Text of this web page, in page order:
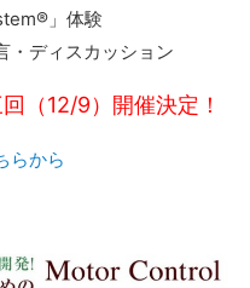
」体験
・ディスカッション
（12/9）開催決定！
らから